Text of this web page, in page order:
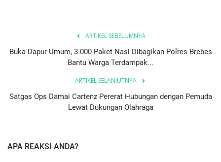
ARTIKEL SEBELUMNYA
Buka Dapur Umum, 3.000 Paket Nasi Dibagikan Polres Brebes
Bantu Warga Terdampak...
ARTIKEL SELANJUTNYA
Satgas Ops Damai Cartenz Pererat Hubungan dengan Pemuda
Lewat Dukungan Olahraga
APA REAKSI ANDA?